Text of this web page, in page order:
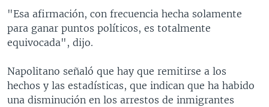
"Esa afirmación, con frecuencia hecha solamente
para ganar puntos políticos, es totalmente
equivocada", dijo.
Napolitano señaló que hay que remitirse a los
hechos y las estadísticas, que indican que ha habido
una disminución en los arrestos de inmigrantes